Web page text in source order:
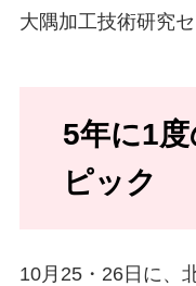
大隅加工技術研究
5年に1
ピック
10月25・26日に、